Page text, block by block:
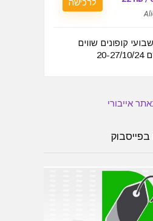
לרכישה
קופונים שווים
24